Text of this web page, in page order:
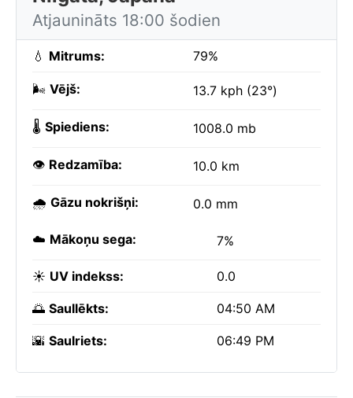
Atjaunināts 18:00 šodien
💧 Mitrums: 79%
🌬️ Vējš: 13.7 kph (23°)
🌡️ Spiediens: 1008.0 mb
👁️ Redzamība: 10.0 km
🌧️ Gāzu nokrišņi: 0.0 mm
☁️ Mākoņu sega: 7%
☀️ UV indekss: 0.0
🌅 Saullēkts: 04:50 AM
🌇 Saulriets: 06:49 PM